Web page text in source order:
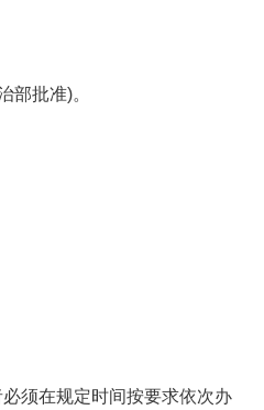
批准)。
须在规定时间按要求依次办